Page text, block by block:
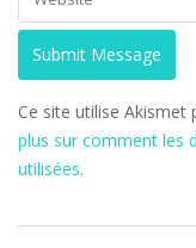
Ce site utilise Akismet
plus sur comment les
utilisées.